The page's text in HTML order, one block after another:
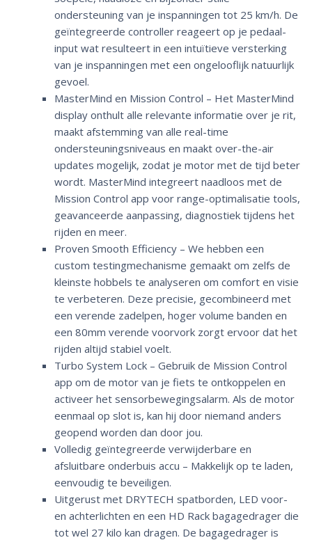
ondersteuning van je inspanningen tot 25 km/h. De
geïntegreerde controller reageert op je pedaal-
input wat resulteert in een intuïtieve versterking
van je inspanningen met een ongelooflijk natuurlijk
gevoel.
MasterMind en Mission Control – Het MasterMind
display onthult alle relevante informatie over je rit,
maakt afstemming van alle real-time
ondersteuningsniveaus en maakt over-the-air
updates mogelijk, zodat je motor met de tijd beter
wordt. MasterMind integreert naadloos met de
Mission Control app voor range-optimalisatie tools,
geavanceerde aanpassing, diagnostiek tijdens het
rijden en meer.
Proven Smooth Efficiency – We hebben een
custom testingmechanisme gemaakt om zelfs de
kleinste hobbels te analyseren om comfort en visie
te verbeteren. Deze precisie, gecombineerd met
een verende zadelpen, hoger volume banden en
een 80mm verende voorvork zorgt ervoor dat het
rijden altijd stabiel voelt.
Turbo System Lock – Gebruik de Mission Control
app om de motor van je fiets te ontkoppelen en
activeer het sensorbewegingsalarm. Als de motor
eenmaal op slot is, kan hij door niemand anders
geopend worden dan door jou.
Volledig geïntegreerde verwijderbare en
afsluitbare onderbuis accu – Makkelijk op te laden,
eenvoudig te beveiligen.
Uitgerust met DRYTECH spatborden, LED voor-
en achterlichten en een HD Rack bagagedrager die
tot wel 27 kilo kan dragen. De bagagedrager is